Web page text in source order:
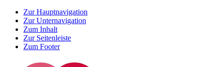
Zur Hauptnavigation
Zur Unternavigation
Zum Inhalt
Zur Seitenleiste
Zum Footer